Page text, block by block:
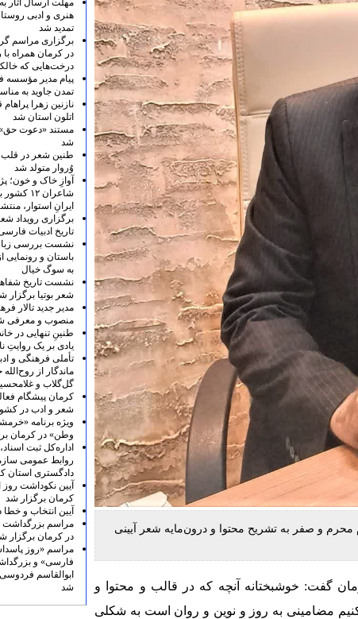
محرم و صفر به تشریح محتوا و درون‌مایه شعر آیینی
گفت: خوشبختانه آنچه که در قالب و محتوا و
مضامینی به روز و نوین و روان است به‌ شکلی
مهلت ارسال آثار
هنری و ادبی
تمدید شد
برگزاری مراسم
در کرمان همراه با
درخت‌هایی که
پیام مدیر مؤسسه
تمدن جاوید به
نازنین زهرا
اتلون استان شد
مستند «دعوت حق»
شد
طنین شعر در قلب
وُروار متولد شد
آوازِ خاک و خون؛
شاعران
ایرانِ استوار،
برگزاری رویداد
تاریخ ادبیات
نشست بررسی
باستان و رونمایی
به سوگ خیال
نشست تاریخ
شعر بوتیا برگزار
مدیر جدید تالار
منصوب و
طنینِ تنهایی در
یادی بر یک روایتِ
تأملی فرهنگی و
ماندگار از
گل‌گلاب و
کرمان پیشگام
شعر و ادب در
ویژه برنامه
وطن» در کرمان
اداره‌کل ثبت
روابط عمومی
دادگستری استان
آیین نکوداشت
کرمان برگزار شد
آیین انتخاب و خطا
مراسم بزرگداشت
در کرمان برگزار
مراسم «روز
فارسی» و
ابوالقاسم
شد